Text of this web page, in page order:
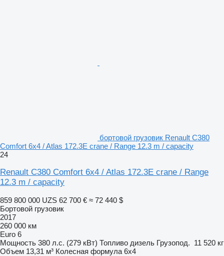
бортовой грузовик Renault C380
Comfort 6x4 / Atlas 172.3E crane / Range 12.3 m / capacity
24
Renault C380 Comfort 6x4 / Atlas 172.3E crane / Range
12.3 m / capacity
859 800 000 UZS 62 700 € ≈ 72 440 $
Бортовой грузовик
2017
260 000 км
Euro 6
Мощность 380 л.с. (279 кВт) Топливо дизель Грузопод. 11 520 кг
Объем 13,31 м³ Колесная формула 6x4